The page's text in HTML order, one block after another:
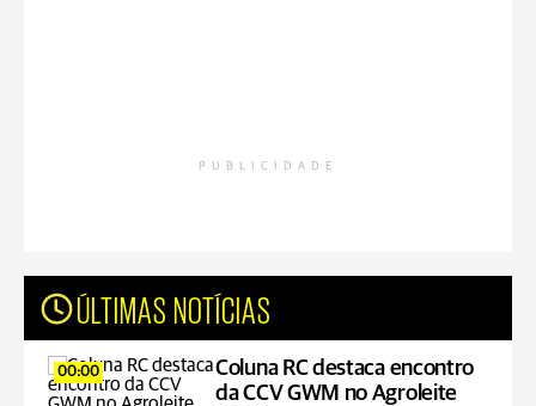
PUBLICIDADE
ÚLTIMAS NOTÍCIAS
00:00
Coluna RC destaca encontro
da CCV GWM no Agroleite